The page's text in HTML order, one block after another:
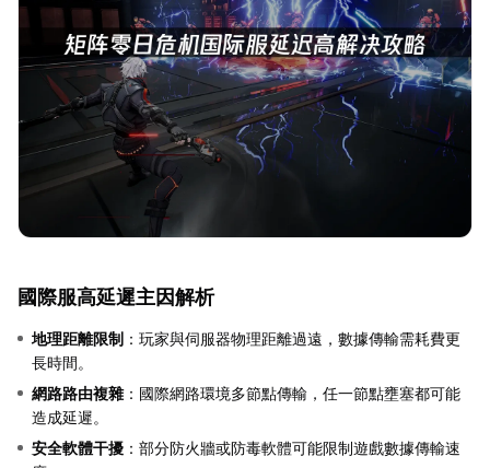
國際服高延遲主因解析
地理距離限制 ：玩家與伺服器物理距離過遠，數據傳輸需耗費更
長時間。
網路路由複雜：國際網路環境多節點傳輸，任一節點壅塞都可能
造成延遲。
安全軟體干擾 ：部分防火牆或防毒軟體可能限制遊戲數據傳輸速